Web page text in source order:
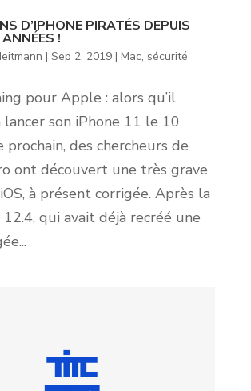
D’IPHONE PIRATÉS DEPUIS
!
| Sep 2, 2019| Mac, sécurité
pour Apple : alors qu’il
lancer son iPhone 11 le 10
des chercheurs de
ont découvert une très grave
à présent corrigée. Après la
qui avait déjà recréé une